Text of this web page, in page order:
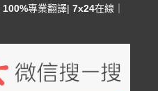
100%專業翻譯| 7x24在線｜